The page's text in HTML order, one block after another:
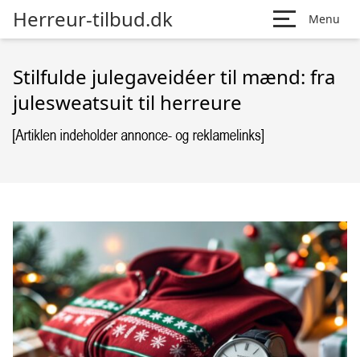
Herreur-tilbud.dk Menu
Stilfulde julegaveidéer til mænd: fra
julesweatsuit til herreure